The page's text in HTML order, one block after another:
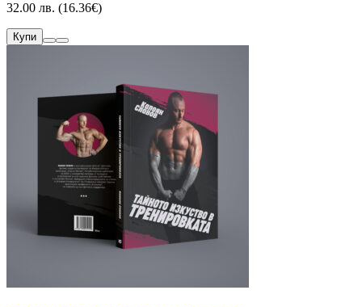
32.00 лв. (16.36€)
Купи